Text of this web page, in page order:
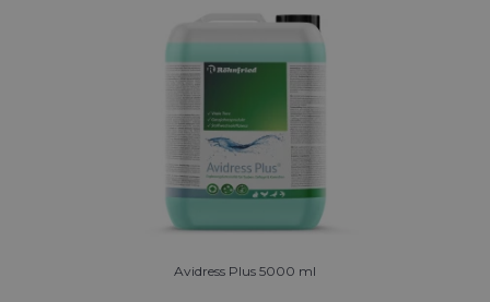
Avidress Plus 5000 ml